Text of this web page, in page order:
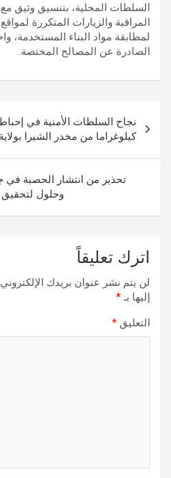
السلطات المحلية، بتنسيق وثيق
المراقبة والزيارات المتكررة لمواقع
لمطابقة مواد البناء المستخدمة،
الصادرة عن المصالح المختصة.
المقالات
كيلوغراما من مخدر الشيرا
تحذير من انتشار الحصبة
وحلول لتحقيق
اترك تعليقاً
لن يتم نشر عنوان بريدك
إليها بـ*
التعليق *